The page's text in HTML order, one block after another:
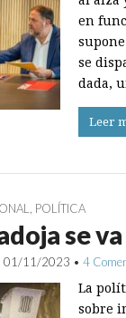
en
se
dada,
Leer
POLÍTICA
se
01/11/2023 • 4
La
sobre